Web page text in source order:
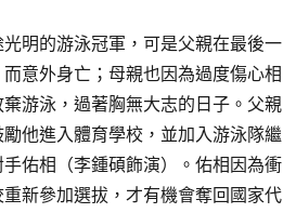
明的游泳冠軍，可是父親在最後一
意外身亡；母親也因為過度傷心相
游泳，過著胸無大志的日子。父親
他進入體育學校，並加入游泳隊繼
佑相（李鍾碩飾演）。佑相因為衝
新參加選拔，才有機會奪回國家代